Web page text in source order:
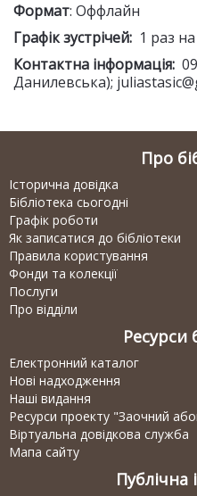
Формат: Оффлайн
Графік зустрічей: 1 раз
Контактна інформація:
Данилевська);
Про
Історична довідка
Бібліотека сьогодні
Графік роботи
Як записатися до бібліотеки
Правила користування
Фонди та колекції
Послуги
Про відділи
Ресурси
Електронний каталог
Нові надходження
Наші видання
Ресурси проекту "Заочний
Віртуальна довідкова служба
Мапа сайту
Публічна